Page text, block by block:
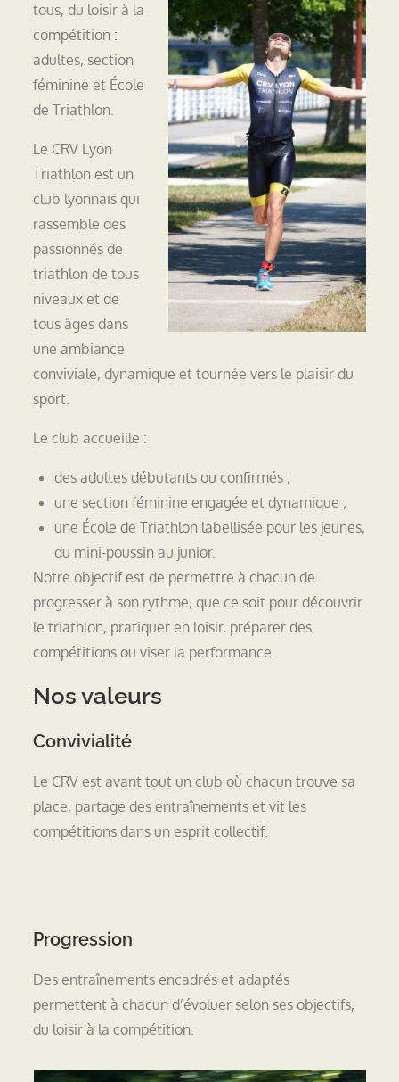
tous, du loisir à la
compétition :
adultes, section
féminine et École
de Triathlon.
Le CRV Lyon
Triathlon est un
club lyonnais qui
rassemble des
passionnés de
triathlon de tous
niveaux et de
tous âges dans
une ambiance
conviviale, dynamique et tournée vers le plaisir du
sport.
Le club accueille :
des adultes débutants ou confirmés ;
une section féminine engagée et dynamique ;
une École de Triathlon labellisée pour les jeunes,
du mini-poussin au junior.
Notre objectif est de permettre à chacun de
progresser à son rythme, que ce soit pour découvrir
le triathlon, pratiquer en loisir, préparer des
compétitions ou viser la performance.
Nos valeurs
Convivialité
Le CRV est avant tout un club où chacun trouve sa
place, partage des entraînements et vit les
compétitions dans un esprit collectif.
Progression
Des entraînements encadrés et adaptés
permettent à chacun d’évoluer selon ses objectifs,
du loisir à la compétition.